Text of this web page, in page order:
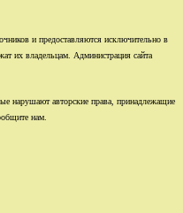
и предоставляются исключительно в
их владельцам. Администрация сайта
нарушают авторские права, принадлежащие
нам.